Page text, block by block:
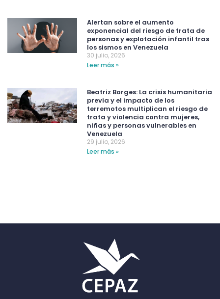
Alertan sobre el aumento
exponencial del riesgo de trata de
personas y explotación infantil tras
los sismos en Venezuela
30 julio, 2026
Leer más »
Beatriz Borges: La crisis humanitaria
previa y el impacto de los
terremotos multiplican el riesgo de
trata y violencia contra mujeres,
niñas y personas vulnerables en
Venezuela
29 julio, 2026
Leer más »